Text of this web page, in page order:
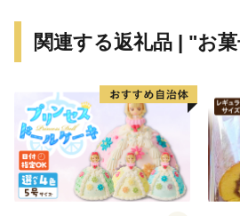
関連する返礼品 | "お